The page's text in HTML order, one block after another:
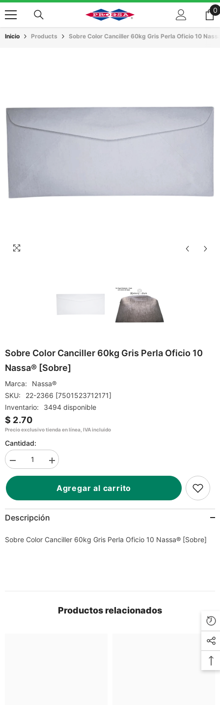
Saltar Al Contenido
0
0
Inicio Products Sobre Color Canciller 60kg Gris Perla Oficio 10
Sobre Color Canciller 60kg Gris Perla Oficio 10
Nassa® [Sobre]
Marca:
Nassa®
SKU:
22-2366 [7501523712171]
Inventario:
3494 disponible
$ 2.70
Precio exclusivo tienda en línea, IVA incluido
Cantidad:
Disminuir
la
cantidad
Color
Canciller
60kg
Gris
Oficio
10
Aumentar
la
para
Sobre
Color
Canciller
Oficio
Agregar al carrito
Descripción
Sobre Color Canciller 60kg Gris Perla Oficio 10 Nassa® [Sobre]
Productos relacionados